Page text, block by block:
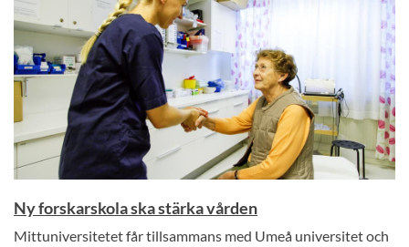
Ny forskarskola ska stärka vården
Mittuniversitetet får tillsammans med Umeå universitet och